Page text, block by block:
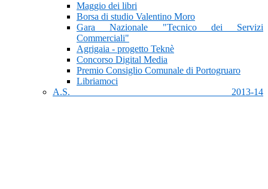
Maggio dei libri
Borsa di studio Valentino Moro
Gara Nazionale "Tecnico dei Servizi
Commerciali"
Agrigaia - progetto Teknè
Concorso Digital Media
Premio Consiglio Comunale di Portogruaro
Libriamoci
A.S. 2013-14